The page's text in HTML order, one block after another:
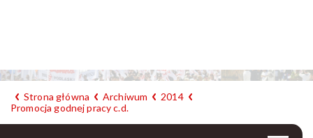
Strona główna Archiwum
2014
Promocja godnej pracy c.d.